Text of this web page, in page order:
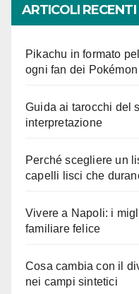
ARTICOLI RECENTI
Pikachu in formato
ogni fan dei Pokémon
Guida ai tarocchi del
interpretazione
Perché scegliere un
capelli lisci che
Vivere a Napoli: i
familiare felice
Cosa cambia con il
nei campi sintetici